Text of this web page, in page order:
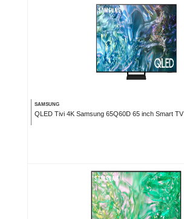
SAMSUNG
QLED Tivi 4K Samsung 65Q60D 65 inch Smart TV